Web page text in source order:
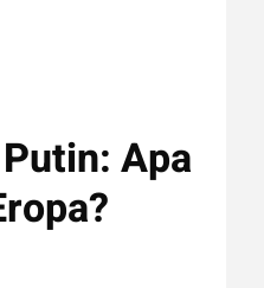
Apa